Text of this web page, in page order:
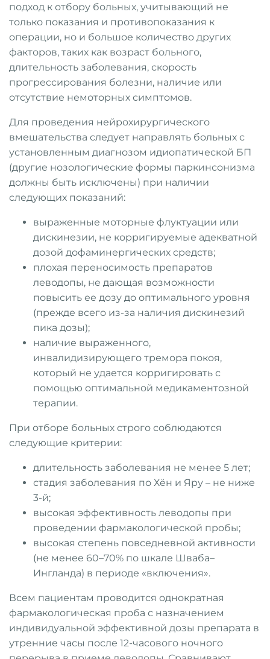
подход к отбору больных, учитывающий не
только показания и противопоказания к
операции, но и большое количество других
факторов, таких как возраст больного,
длительность заболевания, скорость
прогрессирования болезни, наличие или
отсутствие немоторных симптомов.
Для проведения нейрохирургического
вмешательства следует направлять больных с
установленным диагнозом идиопатической БП
(другие нозологические формы паркинсонизма
должны быть исключены) при наличии
следующих показаний:
выраженные моторные флуктуации или
дискинезии, не корригируемые адекватной
дозой дофаминергических средств;
плохая переносимость препаратов
леводопы, не дающая возможности
повысить ее дозу до оптимального уровня
(прежде всего из-за наличия дискинезий
пика дозы);
наличие выраженного,
инвалидизирующего тремора покоя,
который не удается корригировать с
помощью оптимальной медикаментозной
терапии.
При отборе больных строго соблюдаются
следующие критерии:
длительность заболевания не менее 5 лет;
стадия заболевания по Хён и Яру – не ниже
3-й;
высокая эффективность леводопы при
проведении фармакологической пробы;
высокая степень повседневной активности
(не менее 60–70% по шкале Шваба–
Ингланда) в периоде «включения».
Всем пациентам проводится однократная
фармакологическая проба с назначением
индивидуальной эффективной дозы препарата в
утренние часы после 12-часового ночного